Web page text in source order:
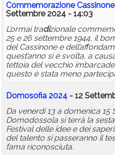
Commemorazione
Settembre 2024 - 14:03
L’ormai tradizionale
25 e 26 settembre 1944, il
del Cassinone e
quest’anno si è svolta, a
tettoia del vecchio
questo è stata meno
Domosofia 2024 - 12
Da venerdì 13 a domenica 15
Domodossola si terrà la
Festival delle idee e dei
del talento si passeranno il
fama riconosciuta.